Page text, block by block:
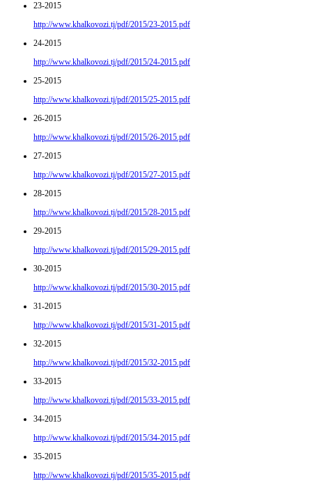
23-2015
http://www.khalkovozi.tj/pdf/2015/23-2015.pdf
24-2015
http://www.khalkovozi.tj/pdf/2015/24-2015.pdf
25-2015
http://www.khalkovozi.tj/pdf/2015/25-2015.pdf
26-2015
http://www.khalkovozi.tj/pdf/2015/26-2015.pdf
27-2015
http://www.khalkovozi.tj/pdf/2015/27-2015.pdf
28-2015
http://www.khalkovozi.tj/pdf/2015/28-2015.pdf
29-2015
http://www.khalkovozi.tj/pdf/2015/29-2015.pdf
30-2015
http://www.khalkovozi.tj/pdf/2015/30-2015.pdf
31-2015
http://www.khalkovozi.tj/pdf/2015/31-2015.pdf
32-2015
http://www.khalkovozi.tj/pdf/2015/32-2015.pdf
33-2015
http://www.khalkovozi.tj/pdf/2015/33-2015.pdf
34-2015
http://www.khalkovozi.tj/pdf/2015/34-2015.pdf
35-2015
http://www.khalkovozi.tj/pdf/2015/35-2015.pdf